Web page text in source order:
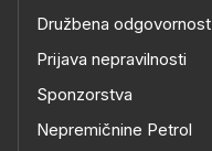
Družbena odgovornost
Prijava nepravilnosti
Sponzorstva
Nepremičnine Petrol